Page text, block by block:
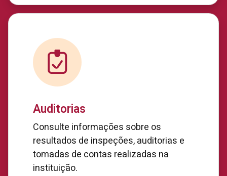
Auditorias
Consulte informações sobre os
resultados de inspeções, auditorias e
tomadas de contas realizadas na
instituição.